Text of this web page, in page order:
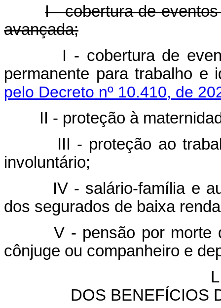
I - cobertura de
avançada;
I - cobertura de
permanente para
pelo Decreto nº 10.410, de
II - proteção à
III - proteção ao
involuntário;
IV - salário-família e
dos segurados de baixa
V - pensão por morte
cônjuge ou companheiro e
DOS BENEFÍCIOS